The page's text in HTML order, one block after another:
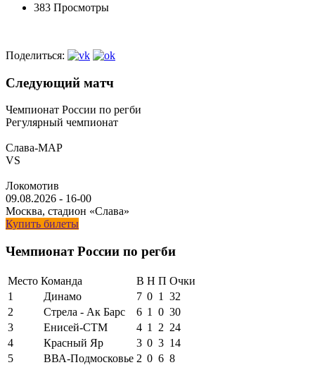
383 Просмотры
Поделиться:
Следующий матч
Чемпионат России по регби
Регулярный чемпионат
Слава-МАР
VS
Локомотив
09.08.2026 - 16-00
Москва, стадион «Слава»
Купить билеты
Чемпионат России по регби
Место Команда В Н П Очки
1
Динамо 7 0 1
32
2
Стрела - Ак Барс 6 1 0 30
3
Енисей-СТМ 4 1 2 24
4
Красный Яр 3 0 3 14
5
ВВА-Подмосковье 2 0 6 8